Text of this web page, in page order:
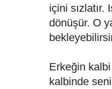
içini sızlatır.
dönüşür. O
Erkeğin kalbi
kalbinde